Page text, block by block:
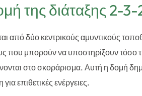
της διάταξης 2-
από δύο κεντρικούς αμυντικούς
που μπορούν να υποστηρίξουν τόσο
στο σκοράρισμα. Αυτή η δομή
επιθετικές ενέργειες.